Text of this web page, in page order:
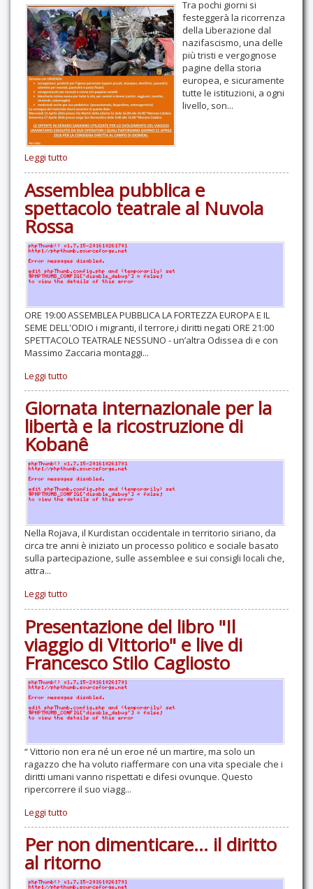
Tra pochi giorni si
festeggerà la ricorrenza
della Liberazione dal
nazifascismo, una delle
più tristi e vergognose
pagine della storia
europea, e sicuramente
tutte le istituzioni, a ogni
livello, son...
Leggi tutto
Assemblea pubblica e
spettacolo teatrale al Nuvola
Rossa
ORE 19:00 ASSEMBLEA PUBBLICA LA FORTEZZA EUROPA E IL
SEME DELL'ODIO i migranti, il terrore,i diritti negati ORE 21:00
SPETTACOLO TEATRALE NESSUNO - un’altra Odissea di e con
Massimo Zaccaria montaggi...
Leggi tutto
Giornata internazionale per la
libertà e la ricostruzione di
Kobanê
Nella Rojava, il Kurdistan occidentale in territorio siriano, da
circa tre anni è iniziato un processo politico e sociale basato
sulla partecipazione, sulle assemblee e sui consigli locali che,
attra...
Leggi tutto
Presentazione del libro "Il
viaggio di Vittorio" e live di
Francesco Stilo Cagliosto
“ Vittorio non era né un eroe né un martire, ma solo un
ragazzo che ha voluto riaffermare con una vita speciale che i
diritti umani vanno rispettati e difesi ovunque. Questo
ripercorrere il suo viagg...
Leggi tutto
Per non dimenticare... il diritto
al ritorno